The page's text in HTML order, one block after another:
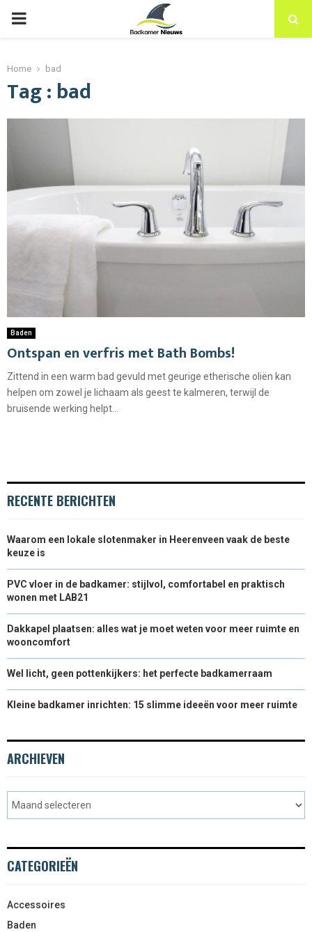
PRIMARY
Home bad
Tag : bad
Baden
Ontspan en verfris met Bath Bombs!
Zittend in een warm bad gevuld met geurige etherische oliën kan
helpen om zowel je lichaam als geest te kalmeren, terwijl de
bruisende werking helpt...
RECENTE BERICHTEN
Waarom een lokale slotenmaker in Heerenveen vaak de beste
keuze is
PVC vloer in de badkamer: stijlvol, comfortabel en praktisch
wonen met LAB21
Dakkapel plaatsen: alles wat je moet weten voor meer ruimte en
wooncomfort
Wel licht, geen pottenkijkers: het perfecte badkamerraam
Kleine badkamer inrichten: 15 slimme ideeën voor meer ruimte
ARCHIEVEN
CATEGORIEËN
Accessoires
Baden